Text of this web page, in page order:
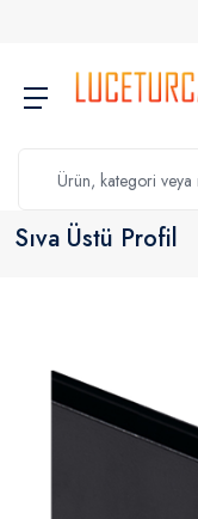
Sıva Üstü Profil